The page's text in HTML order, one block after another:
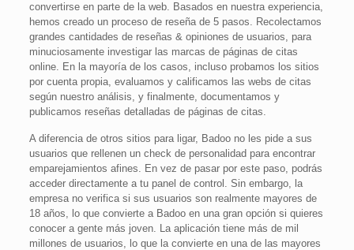
convertirse en parte de la web. Basados en nuestra experiencia,
hemos creado un proceso de reseña de 5 pasos. Recolectamos
grandes cantidades de reseñas & opiniones de usuarios, para
minuciosamente investigar las marcas de páginas de citas
online. En la mayoría de los casos, incluso probamos los sitios
por cuenta propia, evaluamos y calificamos las webs de citas
según nuestro análisis, y finalmente, documentamos y
publicamos reseñas detalladas de páginas de citas.
A diferencia de otros sitios para ligar, Badoo no les pide a sus
usuarios que rellenen un check de personalidad para encontrar
emparejamientos afines. En vez de pasar por este paso, podrás
acceder directamente a tu panel de control. Sin embargo, la
empresa no verifica si sus usuarios son realmente mayores de
18 años, lo que convierte a Badoo en una gran opción si quieres
conocer a gente más joven. La aplicación tiene más de mil
millones de usuarios, lo que la convierte en una de las mayores